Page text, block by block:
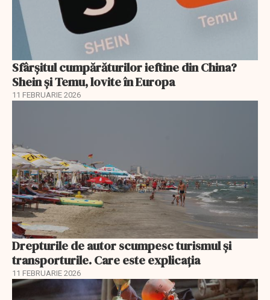
Sfârșitul cumpărăturilor ieftine din China?
Shein și Temu, lovite în Europa
11 FEBRUARIE 2026
Drepturile de autor scumpesc turismul și
transporturile. Care este explicația
11 FEBRUARIE 2026